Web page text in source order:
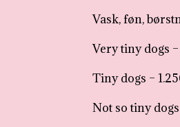
Vask, føn,
Very tiny dogs –
Tiny dogs –
Not so tiny